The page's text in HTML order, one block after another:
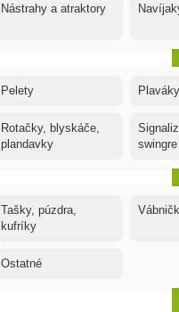
Nástrahy a atraktory
Pelety
Rotačky, blyskáče,
plandavky
swingre
Tašky, púzdra,
kufríky
Ostatné